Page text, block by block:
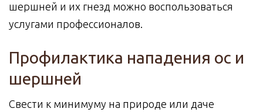
шершней и их гнезд можно воспользоваться
услугами профессионалов.
Профилактика нападения ос и
шершней
Свести к минимуму на природе или даче